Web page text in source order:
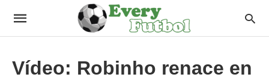
Vídeo: Robinho renace en